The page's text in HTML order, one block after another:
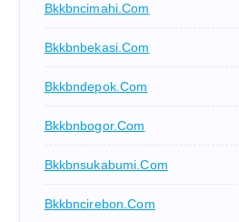
Bkkbncimahi.com
Bkkbnbekasi.com
Bkkbndepok.com
Bkkbnbogor.com
Bkkbnsukabumi.com
Bkkbncirebon.com